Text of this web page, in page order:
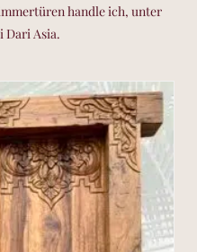
handle ich, unter
Dari Asia.